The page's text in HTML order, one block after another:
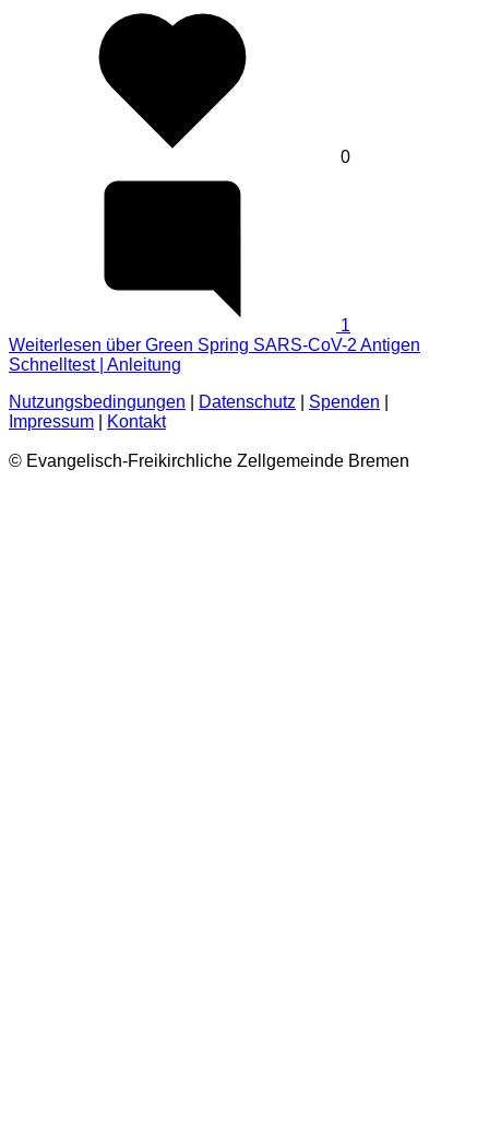
0
1
Weiterlesen über Green Spring SARS-CoV-2 Antigen
Schnelltest | Anleitung
Nutzungsbedingungen
Datenschutz Spenden
Impressum
Kontakt
© Evangelisch-Freikirchliche Zellgemeinde Bremen